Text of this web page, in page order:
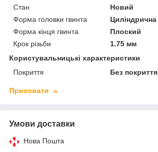
Стан
Новий
Форма головки гвинта
Циліндрична
Форма кінця гвинта
Плоский
Крок різьби
1.75 мм
Користувальницькі характеристики
Покриття
Без покриття
Приховати
Умови доставки
Нова Пошта